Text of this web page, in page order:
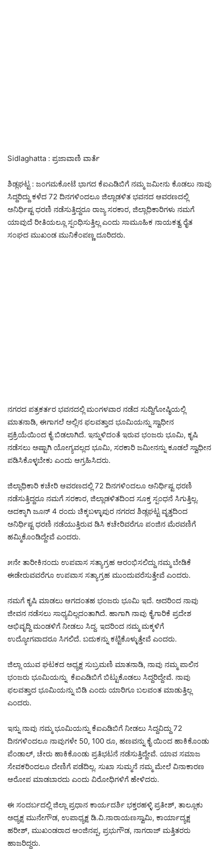
Sidlaghatta : ಪ್ರಜಾವಾಣಿ ವಾರ್ತೆ
ಶಿಡ್ಲಘಟ್ಟ : ಜಂಗಮಕೋಟೆ ಭಾಗದ ಕೆಐಎಡಿಬಿಗೆ ನಮ್ಮ ಜಮೀನು ಕೊಡಲು ನಾವು
ಸಿದ್ದರಿದ್ದು ಕಳೆದ 72 ದಿನಗಳಿಂದಲೂ ಜಿಲ್ಲಾಡಳಿತ ಭವನದ ಆವರಣದಲ್ಲಿ
ಅನಿರ್ಧಿಷ್ಟ ಧರಣಿ ನಡೆಸುತ್ತಿದ್ದರೂ ರಾಜ್ಯ ಸರಕಾರ, ಜಿಲ್ಲಾಧಿಕಾರಿಗಳು ನಮಗೆ
ಯಾವುದೆ ರೀತಿಯಲ್ಲೂ ಸ್ಪಂಧಿಸುತ್ತಿಲ್ಲ ಎಂದು ಸಾಮೂಹಿಕ ನಾಯಕತ್ವ ರೈತ
ಸಂಘದ ಮುಖಂಡ ಮುನಿಕೆಂಪಣ್ಣ ದೂರಿದರು.
ನಗರದ ಪತ್ರಕರ್ತರ ಭವನದಲ್ಲಿ ಮಂಗಳವಾರ ನಡೆದ ಸುದ್ದಿಗೋಷ್ಠಿಯಲ್ಲಿ
ಮಾತನಾಡಿ, ಈಗಾಗಲೆ ಅಲ್ಲಿನ ಫಲವತ್ತಾದ ಭೂಮಿಯನ್ನು ಸ್ವಾಧೀನ
ಪ್ರಕ್ರಿಯೆಯಿಂದ ಕೈ ಬಿಡಲಾಗಿದೆ. ಇನ್ನುಳಿದಂತೆ ಇರುವ ಭಂಜರು ಭೂಮಿ, ಕೃಷಿ
ನಡೆಸಲು ಅಷ್ಟಾಗಿ ಯೋಗ್ಯವಲ್ಲದ ಭೂಮಿ, ಸರಕಾರಿ ಜಮೀನನ್ನು ಕೂಡಲೆ ಸ್ವಾಧೀನ
ಪಡಿಸಿಕೊಳ್ಳಬೇಕು ಎಂದು ಆಗ್ರಹಿಸಿದರು.
ಜಿಲ್ಲಾಧಿಕಾರಿ ಕಚೇರಿ ಆವರಣದಲ್ಲಿ 72 ದಿನಗಳಿಂದಲೂ ಅನಿರ್ಧಿಷ್ಟ ಧರಣಿ
ನಡೆಸುತ್ತಿದ್ದರೂ ನಮಗೆ ಸರಕಾರ, ಜಿಲ್ಲಾಡಳಿತದಿಂದ ಸೂಕ್ತ ಸ್ಪಂಧನೆ ಸಿಗುತ್ತಿಲ್ಲ.
ಅದಕ್ಕಾಗಿ ಜೂನ್ 4 ರಂದು ಚಿಕ್ಕಬಳ್ಳಾಪುರ ನಗರದ ಶಿಡ್ಲಘಟ್ಟ ವೃತ್ತದಿಂದ
ಅನಿರ್ಧಿಷ್ಟ ಧರಣಿ ನಡೆಯುತ್ತಿರುವ ಡಿಸಿ ಕಚೇರಿವರೆಗೂ ಪಂಜಿನ ಮೆರವಣಿಗೆ
ಹಮ್ಮಿಕೊಂಡಿದ್ದೇವೆ ಎಂದರು.
೫ನೇ ತಾರೀಕಿನಂದು ಉಪವಾಸ ಸತ್ಯಾಗ್ರಹ ಆರಂಭಿಸಲಿದ್ದು ನಮ್ಮ ಬೇಡಿಕೆ
ಈಡೇರುವವರೆಗೂ ಉಪವಾಸ ಸತ್ಯಾಗ್ರಹ ಮುಂದುವರೆಸುತ್ತೇವೆ ಎಂದರು.
ನಮಗೆ ಕೃಷಿ ಮಾಡಲು ಆಗದಂತಹ ಭಂಜರು ಭೂಮಿ ಇದೆ. ಅದರಿಂದ ನಾವು
ಜೀವನ ನಡೆಸಲು ಸಾಧ್ಯವಿಲ್ಲದಂತಾಗಿದೆ. ಹಾಗಾಗಿ ನಾವು ಕೈಗಾರಿಕೆ ಪ್ರದೇಶ
ಅಭಿವೃದ್ದಿ ಮಂಡಳಿಗೆ ನೀಡಲು ಸಿದ್ದ. ಇದರಿಂದ ನಮ್ಮ ಮಕ್ಕಳಿಗೆ
ಉದ್ಯೋಗವಾದರೂ ಸಿಗಲಿದೆ. ಬದುಕನ್ನು ಕಟ್ಟಿಕೊಳ್ಳುತ್ತೇವೆ ಎಂದರು.
ಜಿಲ್ಲಾ ಯುವ ಘಟಕದ ಅಧ್ಯಕ್ಷ ಸುಬ್ರಮಣಿ ಮಾತನಾಡಿ, ನಾವು ನಮ್ಮ ಪಾಲಿನ
ಭಂಜರು ಭೂಮಿಯನ್ನು ಕೆಐಎಡಿಬಿಗೆ ಬಿಟ್ಟುಕೊಡಲು ಸಿದ್ದರಿದ್ದೇವೆ. ನಾವು
ಫಲವತ್ತಾದ ಭೂಮಿಯನ್ನು ಬಿಡಿ ಎಂದು ಯಾರಿಗೂ ಬಲವಂತ ಮಾಡುತ್ತಿಲ್ಲ
ಎಂದರು.
ಇನ್ನು ನಾವು ನಮ್ಮ ಭೂಮಿಯನ್ನು ಕೆಐಎಡಿಬಿಗೆ ನೀಡಲು ಸಿದ್ದವಿದ್ದು 72
ದಿನಗಳಿಂದಲೂ ನಾವುಗಳೇ 50, 100 ರೂ, ಹಣವನ್ನು ಕೈ ಯಿಂದ ಹಾಕಿಕೊಂಡು
ಪೆಂಡಾಲ್, ಚೇರು ಹಾಕಿಕೊಂಡು ಪ್ರತಿಭಟನೆ ನಡೆಸುತ್ತಿದ್ದೇವೆ. ಯಾವ ಸಮಾಜ
ಸೇವಕರಿಂದಲೂ ದೇಣಿಗೆ ಪಡೆದಿಲ್ಲ. ಸುಖಾ ಸುಮ್ಮನೆ ನಮ್ಮ ಮೇಲೆ ವಿನಾಕಾರಣ
ಆರೋಪ ಮಾಡಬಾರದು ಎಂದು ವಿರೋಧಿಗಳಿಗೆ ಹೇಳಿದರು.
ಈ ಸಂದರ್ಬದಲ್ಲಿ ಜಿಲ್ಲಾ ಪ್ರಧಾನ ಕಾರ್ಯದರ್ಶಿ ಭಕ್ತರಹಳ್ಳಿ ಪ್ರತೀಶ್, ತಾಲ್ಲೂಕು
ಅಧ್ಯಕ್ಷ ಮುನೇಗೌಡ, ಉಪಾಧ್ಯಕ್ಷ ಡಿ.ವಿ.ನಾರಾಯಣಸ್ವಾಮಿ, ಕಾರ್ಯಾದ್ಯಕ್ಷ
ಹರೀಶ್, ಮುಖಂಡರಾದ ಆಂಜಿನಪ್ಪ, ಪ್ರಭುಗೌಡ, ನಾಗರಾಜ್ ಮತ್ತಿತರರು
ಹಾಜರಿದ್ದರು.